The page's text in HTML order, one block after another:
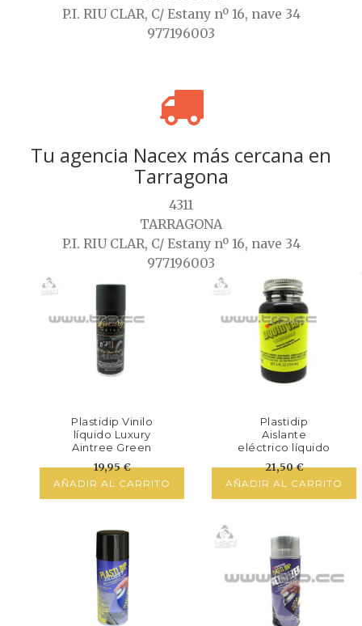
P.I. RIU CLAR, C/ Estany nº 16, nave 34
977196003
Tu agencia Nacex más cercana en
Tarragona
4311
TARRAGONA
P.I. RIU CLAR, C/ Estany nº 16, nave 34
977196003
Plastidip Vinilo
líquido Luxury
Aintree Green
Metallic
19,95€
AÑADIR AL CARRITO
Plastidip
Aislante
eléctrico líquido
(Electrical)
Negro
21,50€
AÑADIR AL CARRITO